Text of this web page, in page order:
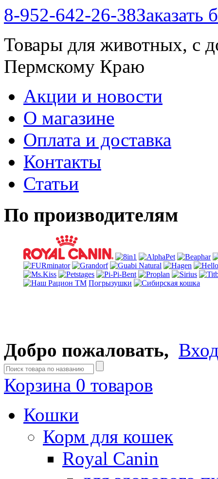
8-952-642-26-38Заказать
Товары для животных, с
Пермскому Краю
Акции и новости
О магазине
Оплата и доставка
Контакты
Статьи
По производителям
Погрызушки
Добро пожаловать,
Корзина 0 товаров
Кошки
Корм для кошек
Royal Canin